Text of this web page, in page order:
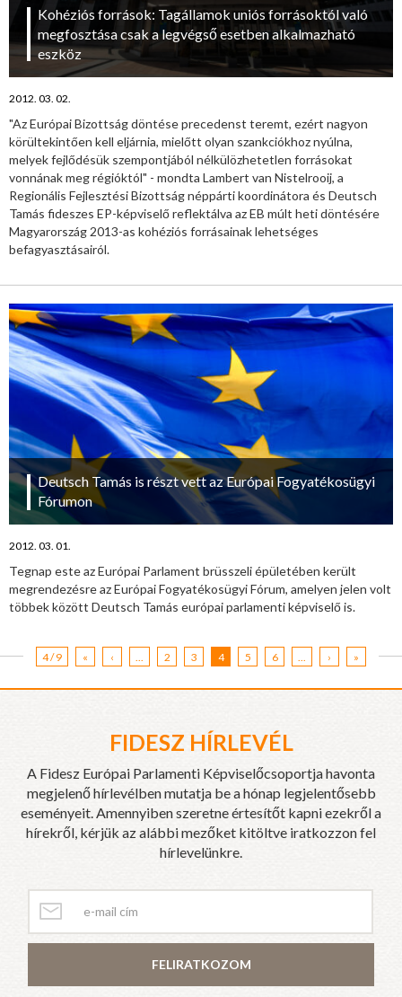
Kohéziós források: Tagállamok uniós forrásoktól való
megfosztása csak a legvégső esetben alkalmazható
eszköz
2012. 03. 02.
"Az Európai Bizottság döntése precedenst teremt, ezért nagyon
körültekintően kell eljárnia, mielőtt olyan szankciókhoz nyúlna,
melyek fejlődésük szempontjából nélkülözhetetlen forrásokat
vonnának meg régióktól" - mondta Lambert van Nistelrooij, a
Regionális Fejlesztési Bizottság néppárti koordinátora és Deutsch
Tamás fideszes EP-képviselő reflektálva az EB múlt heti döntésére
Magyarország 2013-as kohéziós forrásainak lehetséges
befagyasztásairól.
Deutsch Tamás is részt vett az Európai Fogyatékosügyi
Fórumon
2012. 03. 01.
Tegnap este az Európai Parlament brüsszeli épületében került
megrendezésre az Európai Fogyatékosügyi Fórum, amelyen jelen volt
többek között Deutsch Tamás európai parlamenti képviselő is.
4 / 9 « ‹ 2 3 4 5 6 › »
FIDESZ HÍRLEVÉL
A Fidesz Európai Parlamenti Képviselőcsoportja havonta
megjelenő hírlevélben mutatja be a hónap legjelentősebb
eseményeit. Amennyiben szeretne értesítőt kapni ezekről a
hírekről, kérjük az alábbi mezőket kitöltve iratkozzon fel
hírlevelünkre.
FELIRATKOZOM